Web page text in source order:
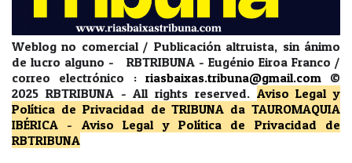
Weblog no comercial / Publicación altruista, sin ánimo
de lucro alguno - RBTRIBUNA - Eugénio Eiroa Franco /
correo electrónico : riasbaixas.tribuna@gmail.com
©
2025 RBTRIBUNA -All rights reserved. Aviso Legal y
Política de Privacidad de TRIBUNA da TAUROMAQUIA
IBÉRICA - Aviso Legal y Política de Privacidad
de
RBTRIBUNA